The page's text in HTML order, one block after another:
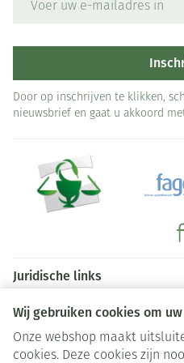
Wij gebruiken cookies om
Onze webshop maakt
cookies. Deze cookies zijn
tandbederf
ernstige allergische
droogheid van de huid
zwelling van de gewrichten
Door op inschrijven te klikken,
nieuwsbrief en gaat u akkoord
Juridische links